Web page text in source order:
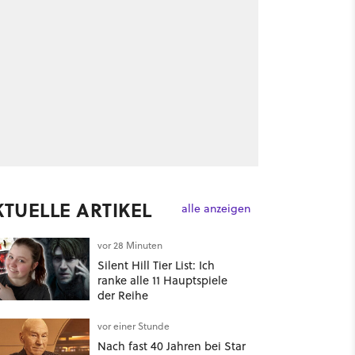
ARTIKEL alle anzeigen
vor 28 Minuten
Silent Hill Tier List: Ich
ranke alle 11 Hauptspiele
der Reihe
vor einer Stunde
Nach fast 40 Jahren bei Star